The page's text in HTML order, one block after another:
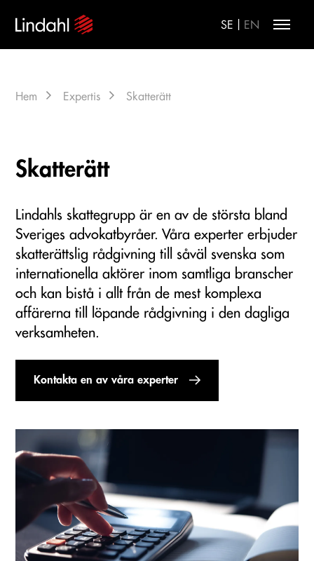
SE EN
Hem Expertis Skatterätt
Skatterätt
Lindahls skattegrupp är en av de största bland
Sveriges advokatbyråer. Våra experter erbjuder
skatterättslig rådgivning till såväl svenska som
internationella aktörer inom samtliga branscher
och kan bistå i allt från de mest komplexa
affärerna till löpande rådgivning i den dagliga
verksamheten.
Kontakta en av våra experter